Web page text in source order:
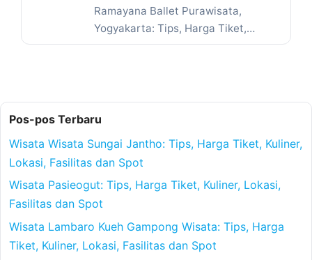
Ramayana Ballet Purawisata,
Yogyakarta: Tips, Harga Tiket,
Kuliner, Lokasi, Fasilitas dan Spot –
Pos-pos Terbaru
Wisata Wisata Sungai Jantho: Tips, Harga Tiket, Kuliner,
Lokasi, Fasilitas dan Spot
Wisata Pasieogut: Tips, Harga Tiket, Kuliner, Lokasi,
Fasilitas dan Spot
Wisata Lambaro Kueh Gampong Wisata: Tips, Harga
Tiket, Kuliner, Lokasi, Fasilitas dan Spot